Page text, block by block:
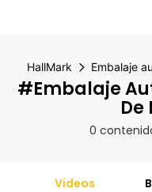
HallMark Embalaje
#Embalaje
De
0
Videos